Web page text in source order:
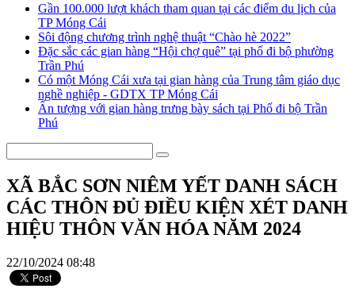
Gần 100.000 lượt khách tham quan tại các điểm du lịch của
TP Móng Cái
Sôi động chương trình nghệ thuật “Chào hè 2022”
Đặc sắc các gian hàng “Hội chợ quê” tại phố đi bộ phường
Trần Phú
Có một Móng Cái xưa tại gian hàng của Trung tâm giáo dục
nghề nghiệp - GDTX TP Móng Cái
Ấn tượng với gian hàng trưng bày sách tại Phố đi bộ Trần
Phú
XÃ BẮC SƠN NIÊM YẾT DANH SÁCH
CÁC THÔN ĐỦ ĐIỀU KIỆN XÉT DANH
HIỆU THÔN VĂN HÓA NĂM 2024
22/10/2024 08:48